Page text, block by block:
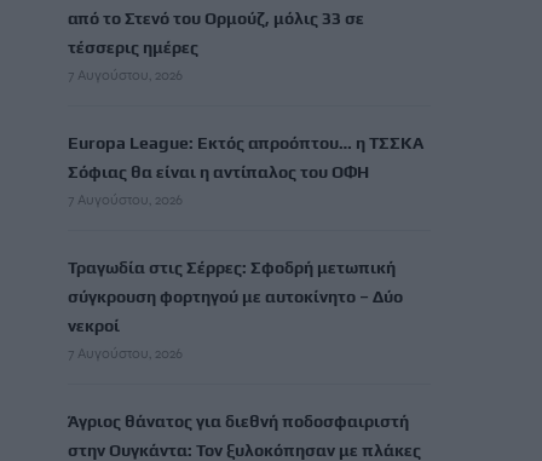
από το Στενό του Ορμούζ, μόλις 33 σε
τέσσερις ημέρες
7 Αυγούστου, 2026
Europa League: Εκτός απροόπτου… η ΤΣΣΚΑ
Σόφιας θα είναι η αντίπαλος του ΟΦΗ
7 Αυγούστου, 2026
Τραγωδία στις Σέρρες: Σφοδρή μετωπική
σύγκρουση φορτηγού με αυτοκίνητο – Δύο
νεκροί
7 Αυγούστου, 2026
Άγριος θάνατος για διεθνή ποδοσφαιριστή
στην Ουγκάντα: Τον ξυλοκόπησαν με πλάκες